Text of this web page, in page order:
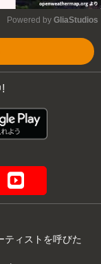
Powered by GliaStudios
ティストを呼びた